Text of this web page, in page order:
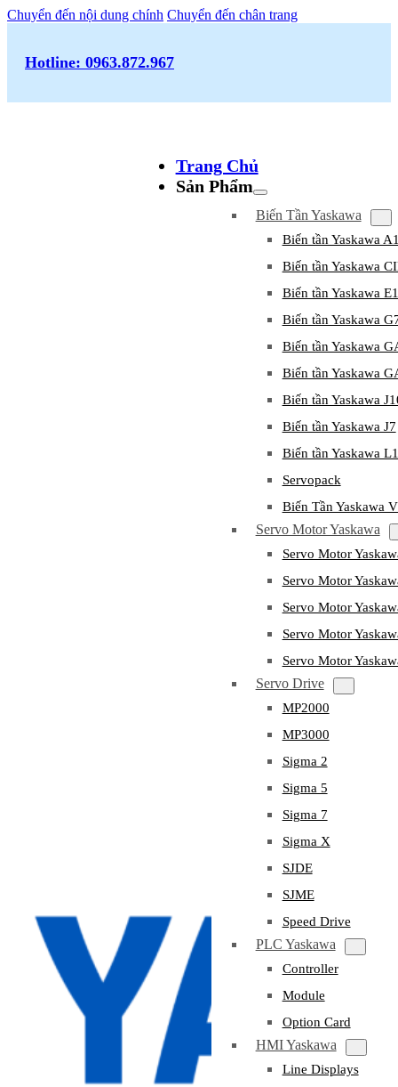
Chuyển đến nội dung chính Chuyển đến chân trang
Hotline: 0963.872.967
Trang Chủ
Sản Phẩm
Biến Tần Yaskawa
Biến tần Yaskawa
Biến tần Yaskawa
Biến tần Yaskawa
Biến tần Yaskawa
Biến tần Yaskawa
Biến tần Yaskawa
Biến tần Yaskawa
Biến tần Yaskawa J7
Biến tần Yaskawa
Servopack
Biến Tần Yaskawa
Servo Motor Yaskawa
Servo Motor
Servo Motor
Servo Motor
Servo Motor
Servo Motor
Servo Drive
MP2000
MP3000
Sigma 2
Sigma 5
Sigma 7
Sigma X
SJDE
SJME
Speed Drive
PLC Yaskawa
Controller
Module
Option Card
HMI Yaskawa
Line Displays